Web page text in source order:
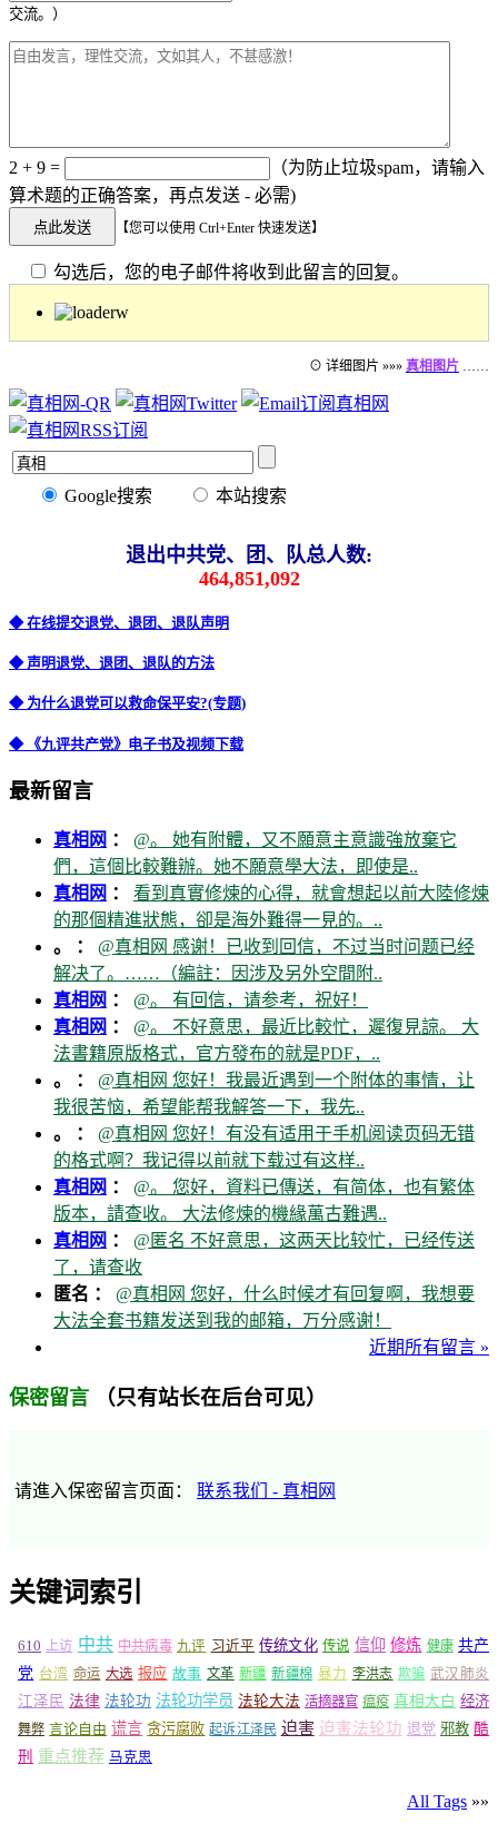
交流。）
2 + 9 =
（为防止垃圾spam，请输入
算术题的正确答案，再点发送 - 必需)
【您可以使用 Ctrl+Enter 快速发送】
勾选后，您的电子邮件将收到此留言的回复。
⊙ 详细图片 »»» 真相图片
Google搜索 本站搜索
退出中共党、团、队总人数:
464,851,092
◆ 在线提交退党、退团、退队声明
◆ 声明退党、退团、退队的方法
◆ 为什么退党可以救命保平安?(专题)
◆ 《九评共产党》电子书及视频下载
最新留言
真相网 ： @。 她有附體，又不願意主意識強放棄它
們，這個比較難辦。她不願意學大法，即使是..
真相网 ： 看到真實修煉的心得，就會想起以前大陸修煉
的那個精進狀態，卻是海外難得一見的。..
。 ： @真相网 感谢！已收到回信，不过当时问题已经
解决了。……（編註：因涉及另外空間附..
真相网 ： @。 有回信，请参考，祝好！
真相网 ： @。 不好意思，最近比較忙，遲復見諒。 大
法書籍原版格式，官方發布的就是PDF，..
。 ： @真相网 您好！我最近遇到一个附体的事情，让
我很苦恼，希望能帮我解答一下，我先..
。 ： @真相网 您好！有没有适用于手机阅读页码无错
的格式啊？我记得以前就下载过有这样..
真相网 ： @。 您好，資料已傳送，有简体，也有繁体
版本，請查收。 大法修煉的機緣萬古難遇..
真相网 ： @匿名 不好意思，这两天比较忙，已经传送
了，请查收
匿名 ： @真相网 您好，什么时候才有回复啊，我想要
大法全套书籍发送到我的邮箱，万分感谢！
近期所有留言 »
保密留言 （只有站长在后台可见）
请進入保密留言页面： 联系我们 - 真相网
关键词索引
610 上访 中共 中共病毒 九评 习近平 传统文化 传说 信仰 修炼 健康 共产
党 台湾 命运 大选 报应 故事 文革 新疆 新疆棉 暴力 李洪志 欺骗 武汉肺炎
江泽民 法律 法轮功 法轮功学员 法轮大法 活摘器官 瘟疫 真相大白 经济
舞弊 言论自由 谎言 贪污腐败 起诉江泽民 迫害 迫害法轮功 退党 邪教 酷
刑 重点推荐 马克思
All Tags »»